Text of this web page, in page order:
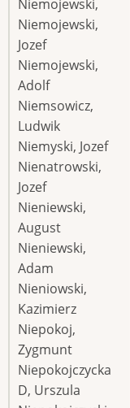
Niemojewski,
Niemojewski,
Jozef
Niemojewski,
Adolf
Niemsowicz,
Ludwik
Niemyski, Jozef
Nienatrowski,
Jozef
Nieniewski,
August
Nieniewski,
Adam
Nieniowski,
Kazimierz
Niepokoj,
Zygmunt
Niepokojczycka
D, Urszula